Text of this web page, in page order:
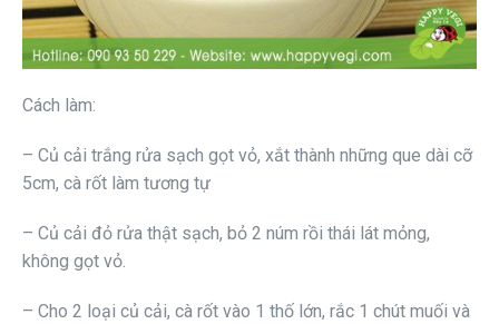
Cách làm:
– Củ cải trắng rửa sạch gọt vỏ, xắt thành những que dài cỡ
5cm, cà rốt làm tương tự
– Củ cải đỏ rửa thật sạch, bỏ 2 núm rồi thái lát mỏng,
không gọt vỏ.
– Cho 2 loại củ cải, cà rốt vào 1 thố lớn, rắc 1 chút muối và